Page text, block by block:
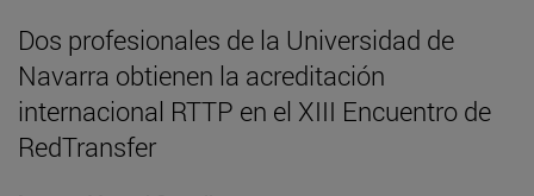
Dos profesionales de la Universidad de
Navarra obtienen la acreditación
internacional RTTP en el XIII Encuentro de
RedTransfer